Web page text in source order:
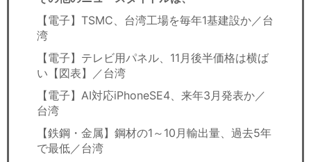
【電子】TSMC、台湾工場を毎年1基建設か／台
湾
【電子】テレビ用パネル、11月後半価格は横ば
い【図表】／台湾
【電子】AI対応iPhoneSE4、来年3月発表か／
台湾
【鉄鋼・金属】鋼材の1～10月輸出量、過去5年
で最低／台湾